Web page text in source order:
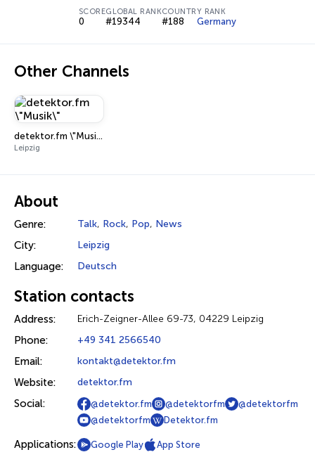
SCORE
0
GLOBAL RANK
#19344
COUNTRY RANK
#188 Germany
Other Channels
detektor.fm \"Musik\"
Leipzig
About
Genre: Talk, Rock, Pop, News
City: Leipzig
Language: Deutsch
Station contacts
Address: Erich-Zeigner-Allee 69-73, 04229 Leipzig
Phone: +49 341 2566540
Email: kontakt@detektor.fm
Website: detektor.fm
Social: @detektor.fm @detektorfm
@detektorfm
@detektorfm
Detektor.fm
Applications: Google Play App Store